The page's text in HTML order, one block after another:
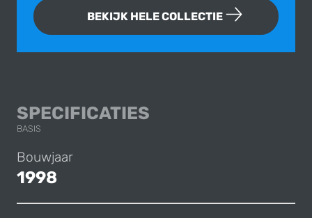
BEKIJK HELE COLLECTIE
SPECIFICATIES
BASIS
Bouwjaar
1998